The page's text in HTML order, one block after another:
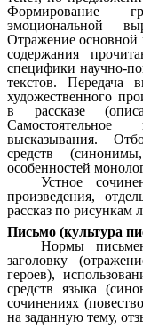
Формирование
эмоциональной
Отражение основной
содержания
специфики научно-
текстов. Передача
художественного
в рассказе
высказывания.
средств
особенностей
Устное
произведения,
рассказ по рисункам
Письмо (культура
Нормы
заголовку
героев),
средств языка
сочинениях
на заданную тему,